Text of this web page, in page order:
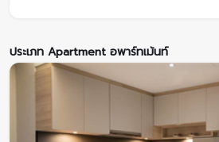
ประเภท Apartment อพาร์ทเม้นท์